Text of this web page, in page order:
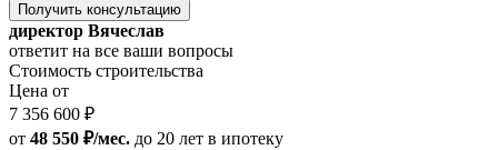
Получить консультацию
директор Вячеслав
ответит на все ваши вопросы
Стоимость строительства
Цена от
7 356 600 ₽
от 48 550 ₽/мес. до 20 лет в ипотеку